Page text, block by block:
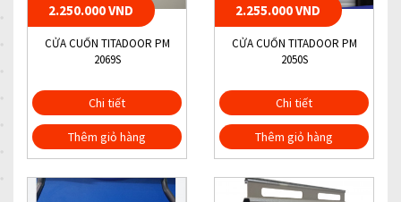
2.250.000 VND
CỬA CUỐN TITADOOR PM
2069S
Chi tiết
Thêm giỏ hàng
2.255.000 VND
CỬA CUỐN TITADOOR PM
2050S
Chi tiết
Thêm giỏ hàng